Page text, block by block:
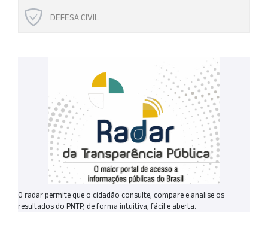
DEFESA CIVIL
O radar permite que o cidadão consulte, compare e analise os
resultados do PNTP, de forma intuitiva, fácil e aberta.